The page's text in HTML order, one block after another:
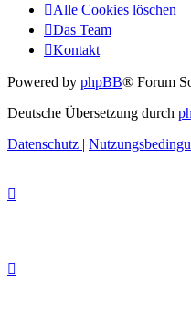
Alle Cookies löschen
Das Team
Kontakt
Powered by phpBB® Forum
Deutsche Übersetzung durch
Datenschutz |